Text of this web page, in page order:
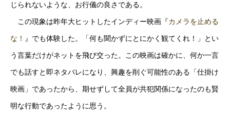
じられないような、お行儀の良さである。
この現象は昨年大ヒットしたインディー映画『カメラを止める
な！ 』でも体験した。「何も聞かずにとにかく観てくれ！」とい
う言葉だけがネットを飛び交った。この映画は確かに、何か一言
でも話すと即ネタバレになり、興趣を削ぐ可能性のある「仕掛け
映画」であったから、期せずして全員が共犯関係になったのも賢
明な行動であったように思う。